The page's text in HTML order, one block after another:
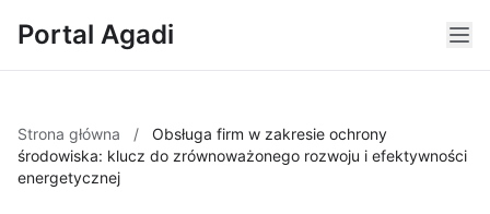
Portal Agadi
Strona główna /
Obsługa firm w zakresie ochrony
środowiska: klucz do zrównoważonego rozwoju i efektywności
energetycznej